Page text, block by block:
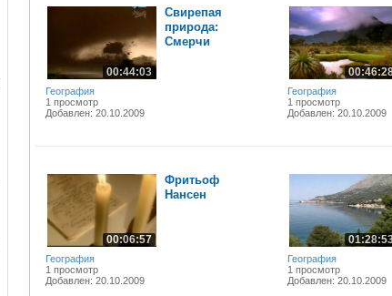
00:44:03
География
1 просмотр
Добавлен: 20.10.2009
Свирепая
природа:
Смерчи
География
1 просмотр
Добавлен: 20.10.2009
00:06:57
География
1 просмотр
Добавлен: 20.10.2009
Фритьоф
Нансен
География
1 просмотр
Добавлен: 20.10.2009